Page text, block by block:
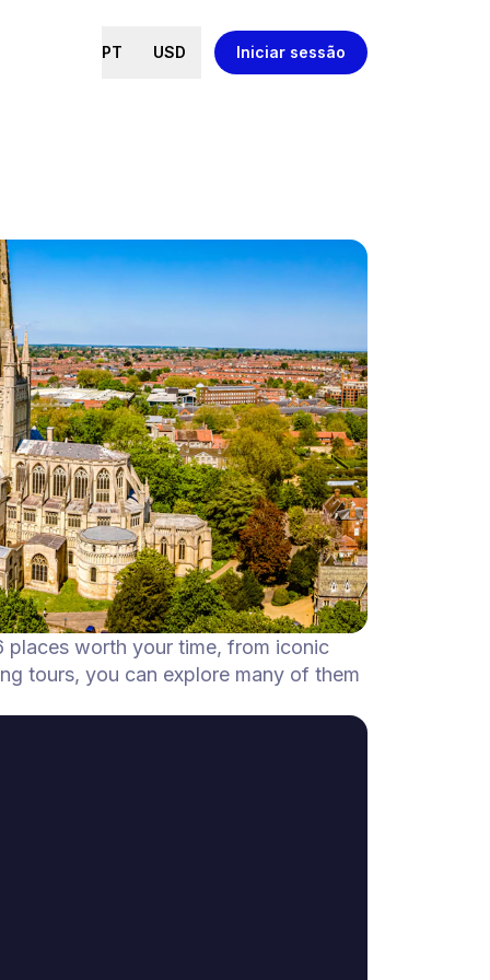
PT USD Iniciar sessão
places worth your time, from iconic
tours, you can explore many of them